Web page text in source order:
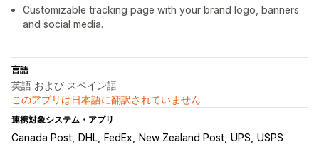
Customizable tracking page with your brand logo, banners
and social media.
言語
英語 および スペイン語
このアプリは日本語に翻訳されていません
連携対象システム・アプリ
Canada Post DHL FedEx New Zealand Post UPS USPS